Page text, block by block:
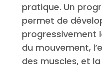
pratique. Un
permet de
progressivement
du mouvement,
des muscles, et